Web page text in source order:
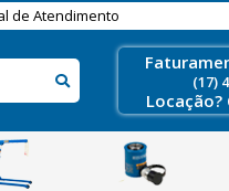
de Atendimento
(17)